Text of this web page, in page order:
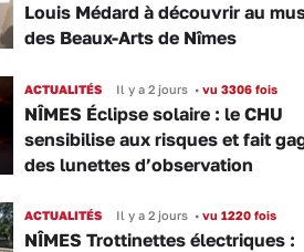
Louis Médard à découvrir au
des Beaux-Arts de Nîmes
ACTUALITÉS Il y a 2 jours •vu 3306 fois
NÎMES Éclipse solaire : le CHU
sensibilise aux risques et fait
des lunettes d’observation
ACTUALITÉS Il y a 2 jours •vu 1220 fois
NÎMES Trottinettes électriques :